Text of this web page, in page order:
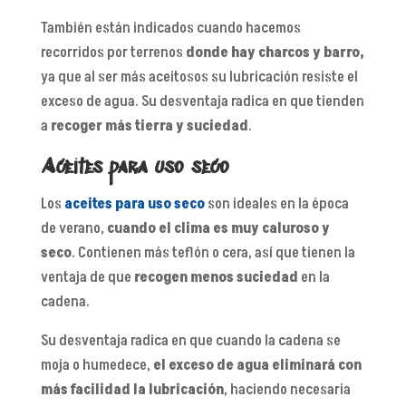
También están indicados cuando hacemos
recorridos por terrenos donde hay charcos y barro,
ya que al ser más aceitosos su lubricación resiste el
exceso de agua. Su desventaja radica en que tienden
a recoger más tierra y suciedad.
Aceites para uso seco
Los aceites para uso secoson ideales en la época
de verano, cuando el clima es muy caluroso y
seco. Contienen más teflón o cera, así que tienen la
ventaja de que recogen menos suciedad en la
cadena.
Su desventaja radica en que cuando la cadena se
moja o humedece, el exceso de agua eliminará con
más facilidad la lubricación, haciendo necesaria